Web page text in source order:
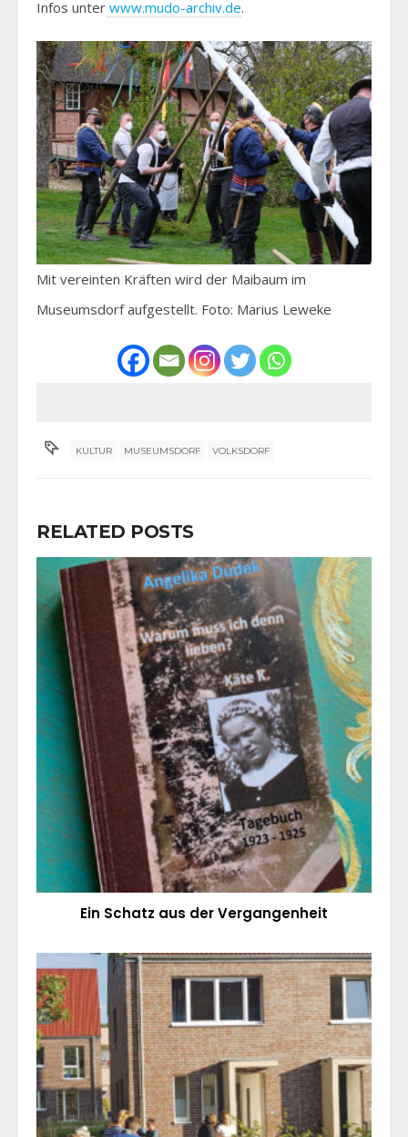
Infos unter www.mudo-archiv.de.
Mit vereinten Kräften wird der Maibaum im
Museumsdorf aufgestellt. Foto: Marius Leweke
KULTUR MUSEUMSDORF VOLKSDORF
RELATED POSTS
Ein Schatz aus der Vergangenheit